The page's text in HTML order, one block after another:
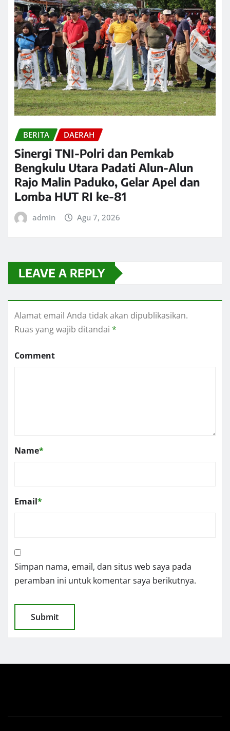
BERITA DAERAH
Sinergi TNI-Polri dan Pemkab
Bengkulu Utara Padati Alun-Alun
Rajo Malin Paduko, Gelar Apel dan
Lomba HUT RI ke-81
admin Agu 7, 2026
LEAVE A REPLY
Alamat email Anda tidak akan dipublikasikan.
Ruas yang wajib ditandai *
Comment
Name*
Email*
Simpan nama, email, dan situs web saya pada
peramban ini untuk komentar saya berikutnya.